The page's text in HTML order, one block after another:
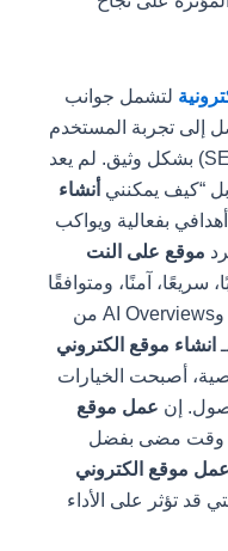
لتشمل جوانب
إلى تجربة المستخدم
(UX) وتحسين محركات البحث (SEO) بشكل وثيق. لم يعد
“كيف يمكنني أنشاء
بفعالية ويواكب
موقع على النت
آمنًا، ومتوافقًا
مع أحدث متطلبات البحث الصوتي وAI Overviews من
انشاء موقع الكتروني
أصبحت الخيارات
إنعمل موقع
وقت مضى بفضل
موقع الكتروني
تؤثر على الأداء